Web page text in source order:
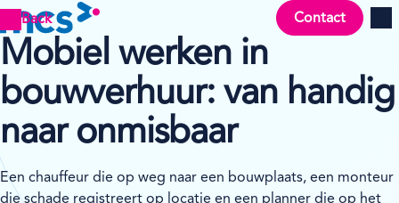
Back Contact
Mobiel werken in
bouwverhuur: van handig
naar onmisbaar
Een chauffeur die op weg naar een bouwplaats, een monteur
die schade registreert op locatie en een planner die op het